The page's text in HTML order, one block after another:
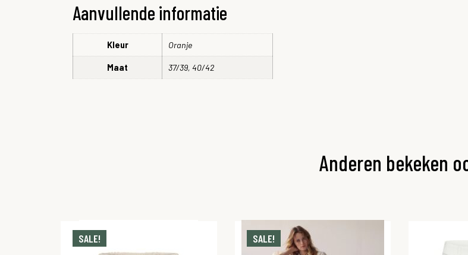
Aanvullende informatie
Kleur Oranje
Maat 37/39, 40/42
Anderen bekeken
SALE! SALE!